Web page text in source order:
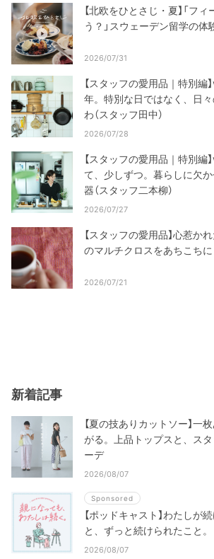
【北欧をひとさじ・夏】「フ
う？」スウェーデン留学の体
2026/07/31
【スタッフの愛用品｜特別編
年。特別な日ではなく、日
わ（スタッフ田中）
2026/07/28
【スタッフの愛用品｜特別編
て、少しずつ。暮らしに欠
器（スタッフ二本柳）
2026/07/27
【スタッフの愛用品】心惹か
のマルチクロスをあちこちに
2026/07/21
新着記事
【夏の技ありカットソー】一
がる。上品トップスと、ス
ーデ
2026/08/07
Sponsored
【ポッドキャスト】わたしが
と、ずっと続けられたこと。
2026/08/07